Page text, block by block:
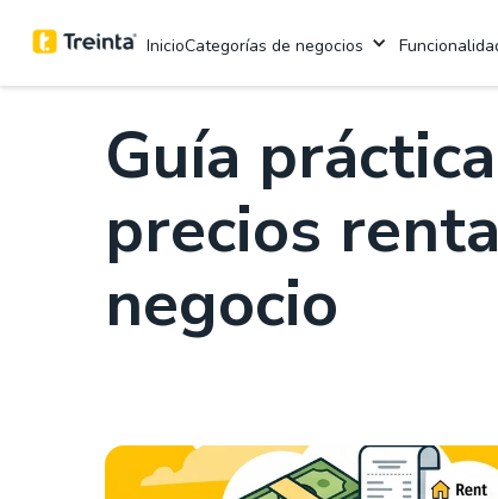
InicioCategorías de negocios
Guía
precios
negocio